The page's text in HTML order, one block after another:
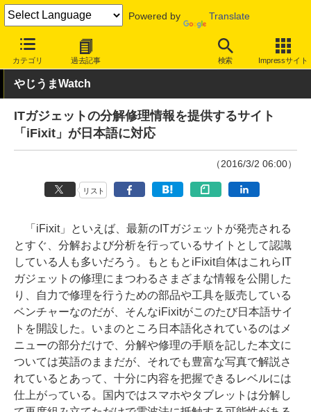
Powered by Translate
カテゴリ 過去記事 検索 Impressサイト
INTERNET Watch トピック
やじうまWatch
ITガジェットの分解修理情報を提供するサイト
「iFixit」が日本語に対応
（2016/3/2 06:00）
リスト
「iFixit」といえば、最新のITガジェットが発売される
とすぐ、分解および分析を行っているサイトとして認識
している人も多いだろう。もともとiFixit自体はこれらIT
ガジェットの修理にまつわるさまざまな情報を公開した
り、自力で修理を行うための部品や工具を販売している
ベンチャーなのだが、そんなiFixitがこのたび日本語サイ
トを開設した。いまのところ日本語化されているのはメ
ニューの部分だけで、分解や修理の手順を記した本文に
ついては英語のままだが、それでも豊富な写真で解説さ
れているとあって、十分に内容を把握できるレベルには
仕上がっている。国内ではスマホやタブレットは分解し